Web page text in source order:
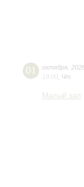
01 октября
19:00 Чт
Малый зал